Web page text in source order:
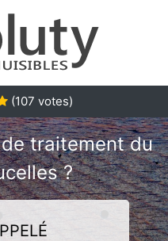
(107 votes)
traitement du
?